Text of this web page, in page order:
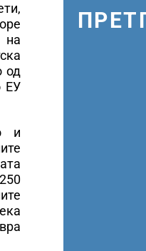
на
од
ЕУ
и